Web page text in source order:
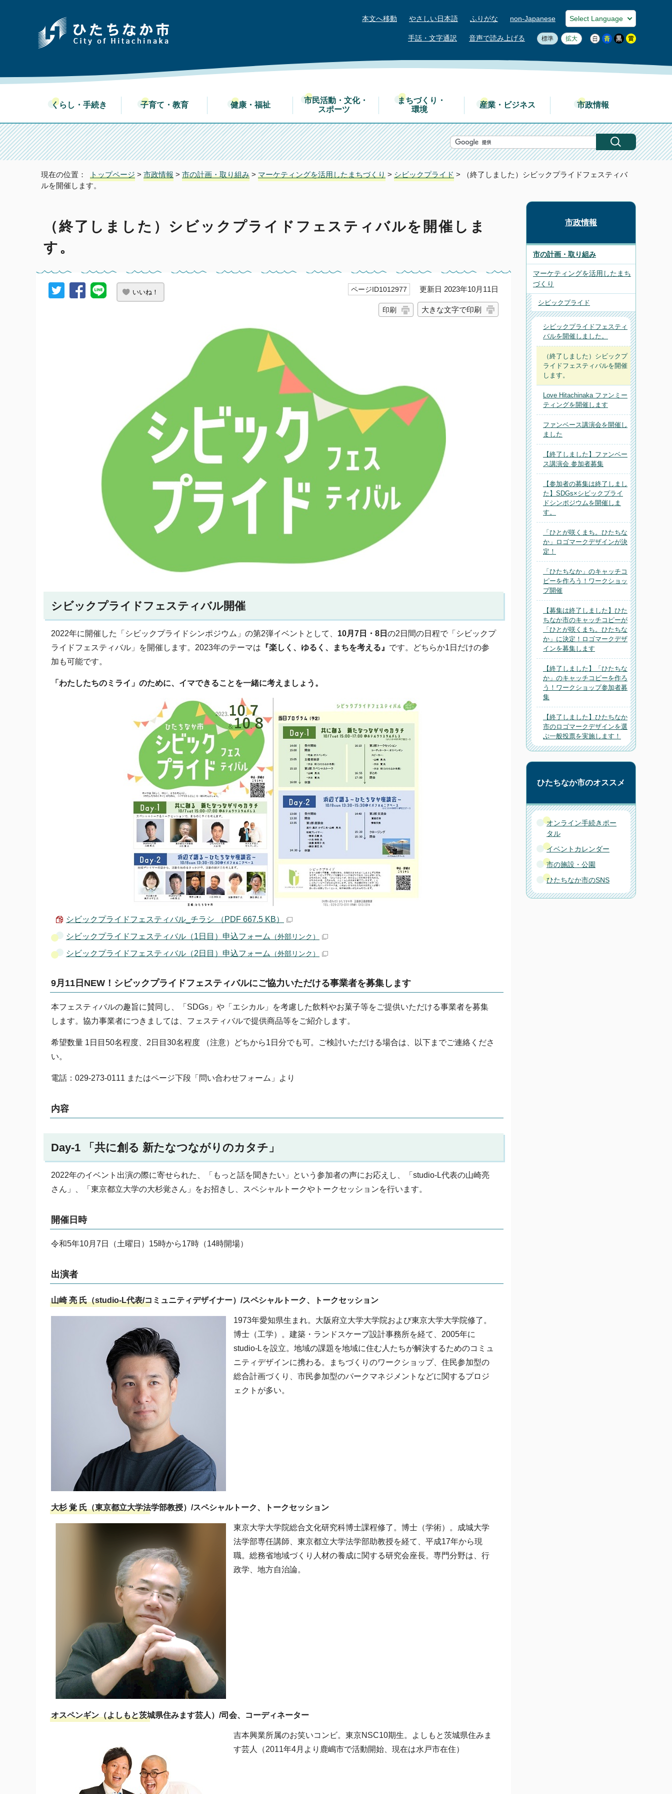
本文へ移動 やさしい日本語 ふりがな non-Japanese
手話・文字通訳 音声で読み上げる 標準 拡大
くらし・手続き 子育て・教育 健康・福祉
市民活動・文化・
スポーツ
まちづくり・
環境
産業・ビジネス 市政情報
現在の位置： トップページ > 市政情報 > 市の計画・取り組み > マーケティングを活用したまちづくり > シビックプライド > （終了しました）シビックプライドフェスティバ
ルを開催します。
（終了しました）シビックプライドフェスティバルを開催しま
す。
いいね！ ページID1012977 更新日 2023年10月11日
印刷 大きな文字で印刷
シビックプライドフェスティバル開催
2022年に開催した「シビックプライドシンポジウム」の第2弾イベントとして、 10月7日・8日 の2日間の日程で「シビックプ
ライドフェスティバル」を開催します。2023年のテーマは 『楽しく、ゆるく、まちを考える』 です。どちらか1日だけの参
加も可能です。
「わたしたちのミライ」のために、イマできることを一緒に考えましょう。
シビックプライドフェスティバル_チラシ （PDF 667.5 KB）
シビックプライドフェスティバル（1日目）申込フォーム
（外部リンク）
シビックプライドフェスティバル（2日目）申込フォーム （外部リンク）
9月11日NEW！シビックプライドフェスティバルにご協力いただける事業者を募集します
本フェスティバルの趣旨に賛同し、「SDGs」や「エシカル」を考慮した飲料やお菓子等をご提供いただける事業者を募集
します。協力事業者につきましては、フェスティバルで提供商品等をご紹介します。
希望数量 1日目50名程度、2日目30名程度 （注意）どちから1日分でも可。ご検討いただける場合は、以下までご連絡くださ
い。
電話：029-273-0111 またはページ下段「問い合わせフォーム」より
内容
Day-1 「共に創る 新たなつながりのカタチ」
2022年のイベント出演の際に寄せられた、「もっと話を聞きたい」という参加者の声にお応えし、「studio-L代表の山崎亮
さん」、「東京都立大学の大杉覚さん」をお招きし、スペシャルトークやトークセッションを行います。
開催日時
令和5年10月7日（土曜日）15時から17時（14時開場）
出演者
山崎 亮 氏（studio-L代表/コミュニティデザイナー）/スペシャルトーク、トークセッション
1973年愛知県生まれ。大阪府立大学大学院および東京大学大学院修了。
博士（工学）。建築・ランドスケープ設計事務所を経て、2005年に
studio-Lを設立。地域の課題を地域に住む人たちが解決するためのコミュ
ニティデザインに携わる。まちづくりのワークショップ、住民参加型の
総合計画づくり、市民参加型のパークマネジメントなどに関するプロジ
ェクトが多い。
大杉 覚 氏（東京都立大学法学部教授）/スペシャルトーク、トークセッション
東京大学大学院総合文化研究科博士課程修了。博士（学術）。成城大学
法学部専任講師、東京都立大学法学部助教授を経て、平成17年から現
職。総務省地域づくり人材の養成に関する研究会座長。専門分野は、行
政学、地方自治論。
オスペンギン（よしもと茨城県住みます芸人）/司会、コーディネーター
吉本興業所属のお笑いコンビ。東京NSC10期生。よしもと茨城県住みま
す芸人（2011年4月より鹿嶋市で活動開始、現在は水戸市在住）
市政情報
市の計画・取り組み
マーケティングを活用したまち
づくり
シビックプライド
シビックプライドフェスティ
バルを開催しました。
（終了しました）シビックプ
ライドフェスティバルを開催
します。
Love Hitachinaka ファンミー
ティングを開催します
ファンベース講演会を開催し
ました
【終了しました】ファンベー
ス講演会 参加者募集
【参加者の募集は終了しまし
た】SDGs×シビックプライ
ドシンポジウムを開催しま
す。
「ひとが咲くまち。ひたちな
か」ロゴマークデザインが決
定！
「ひたちなか」のキャッチコ
ピーを作ろう！ワークショッ
プ開催
【募集は終了しました】ひた
ちなか市のキャッチコピーが
「ひとが咲くまち。ひたちな
か」に決定！ロゴマークデザ
インを募集します
【終了しました】「ひたちな
か」のキャッチコピーを作ろ
う！ワークショップ参加者募
集
【終了しました】ひたちなか
市のロゴマークデザインを選
ぶ一般投票を実施します！
ひたちなか市のオススメ
オンライン手続きポー
タル
イベントカレンダー
市の施設・公園
ひたちなか市のSNS